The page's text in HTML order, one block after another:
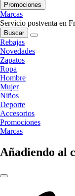
Promociones
Marcas
Servicio postventa en
Buscar
Rebajas
Novedades
Zapatos
Ropa
Hombre
Mujer
Niños
Deporte
Accesorios
Promociones
Marcas
Añadiendo al